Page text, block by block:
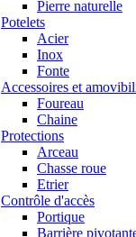
Pierre naturelle
Potelets
Acier
Inox
Fonte
Accessoires et
Foureau
Chaine
Protections
Arceau
Chasse roue
Etrier
Contrôle d'accès
Portique
Barrière